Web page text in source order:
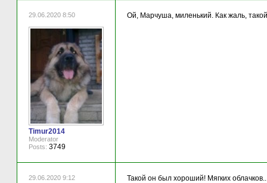
29.06.2020 8:50
Timur2014
Moderator
Posts: 3749
Ой, Марчуша, миленький. Как жаль,
29.06.2020 9:12 Такой он был хороший! Мягких